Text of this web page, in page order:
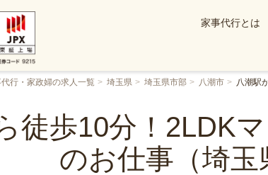
家事代行とは
行・家政婦の求人一覧 埼玉県 埼玉県市部 八潮市 八潮駅
徒歩10分！2LDK
のお仕事（埼玉